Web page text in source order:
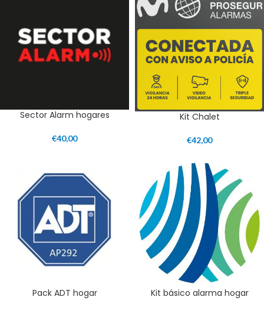
Sector Alarm hogares
€40,00
Kit Chalet
€42,00
Pack ADT hogar Kit básico alarma hogar